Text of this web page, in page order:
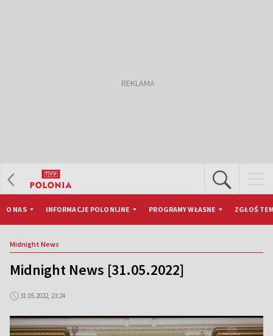
O NAS INFORMACJE POLONIJNE PROGRAMY WŁASNE ZGŁOŚ
Midnight News
Midnight News [31.05.2022]
31.05.2022, 23:24